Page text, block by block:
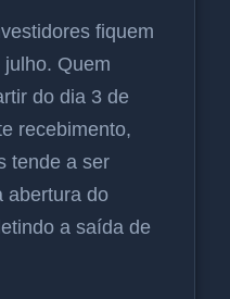
fiquem
Quem
do dia 3 de
recebimento,
tende a ser
abertura do
a saída de